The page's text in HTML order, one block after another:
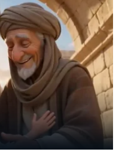
וגד דנינו